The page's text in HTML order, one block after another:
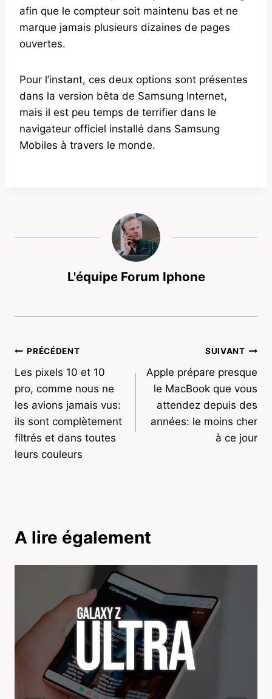
afin que le compteur soit maintenu bas et ne
marque jamais plusieurs dizaines de pages
ouvertes.
Pour l’instant, ces deux options sont présentes
dans la version bêta de Samsung Internet,
mais il est peu temps de terrifier dans le
navigateur officiel installé dans Samsung
Mobiles à travers le monde.
L'équipe Forum Iphone
Navigation
de
l’article
PRÉCÉDENT
Les pixels 10 et 10
pro, comme nous ne
les avions jamais vus:
ils sont complètement
filtrés et dans toutes
leurs couleurs
SUIVANT
Apple prépare presque
le MacBook que vous
attendez depuis des
années: le moins cher
à ce jour
A lire également